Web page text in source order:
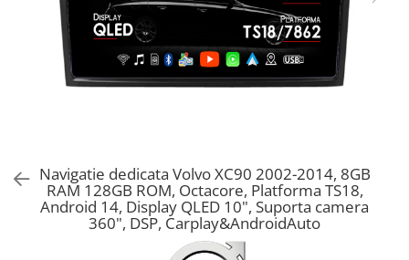
Navigatie dedicata Volvo XC90 2002-2014, 8GB
RAM 128GB ROM, Octacore, Platforma TS18,
Android 14, Display QLED 10", Suporta camera
360", DSP, Carplay&AndroidAuto